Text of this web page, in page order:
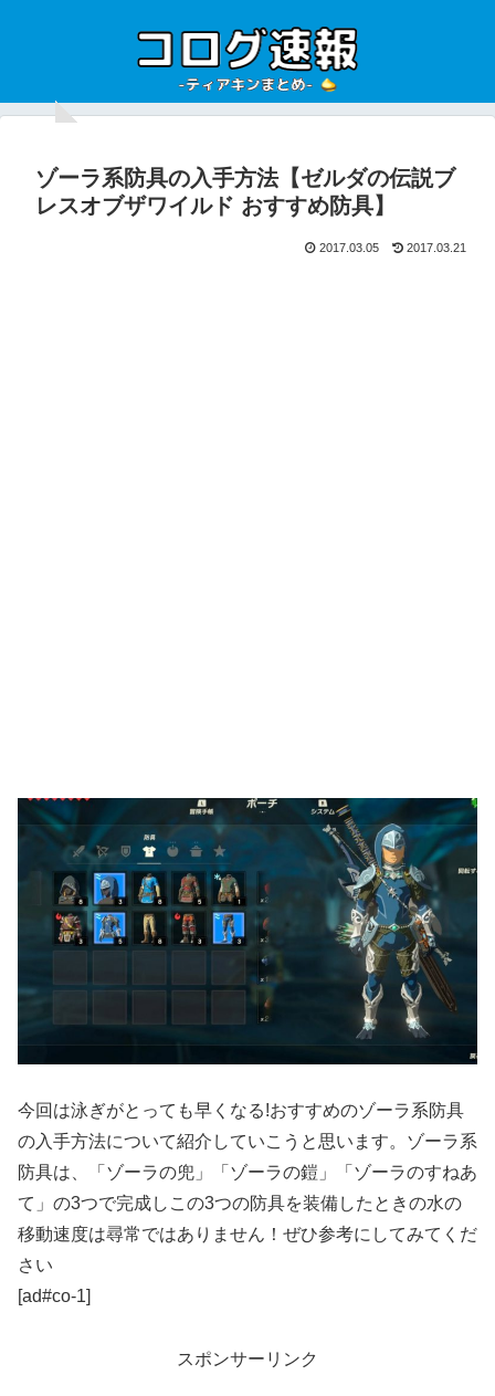
ゾーラ系防具の入手方法【ゼルダの伝説ブ
レスオブザワイルド おすすめ防具】
2017.03.05 2017.03.21
今回は泳ぎがとっても早くなる!おすすめのゾーラ系防具
の入手方法について紹介していこうと思います。ゾーラ系
防具は、「ゾーラの兜」「ゾーラの鎧」「ゾーラのすねあ
て」の3つで完成しこの3つの防具を装備したときの水の
移動速度は尋常ではありません！ぜひ参考にしてみてくだ
さい
[ad#co-1]
スポンサーリンク